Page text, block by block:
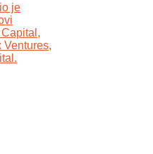
je
Ventures,